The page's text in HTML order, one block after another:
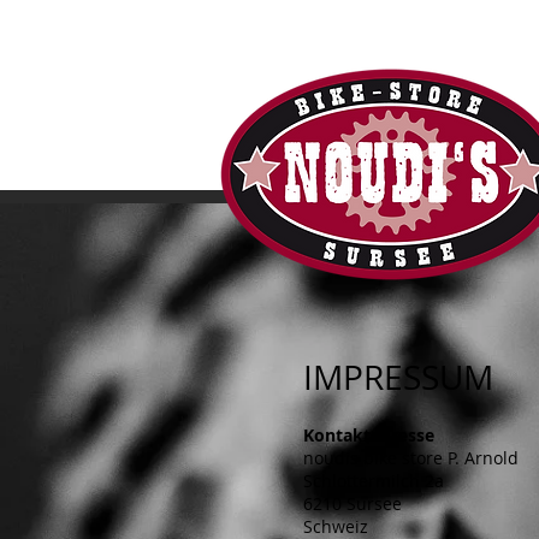
IMPRESSUM
Kontaktadresse
noudis bike store P. Arnold
Schlottermilch 2a
6210 Sursee
Schweiz